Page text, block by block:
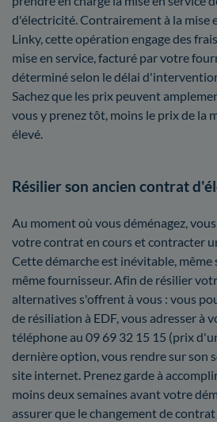
d'électricité. Contrairement à la mise
Linky, cette opération engage des
mise en service, facturé par votre
déterminé selon le délai
Sachez que les prix peuvent
vous y prenez tôt, moins le prix de la
élevé.
Résilier son ancien contrat
Au moment où vous déménagez,
votre contrat en cours et contracter
Cette démarche est inévitable, même
même fournisseur. Afin de résilier
alternatives s'offrent à vous : vous
de résiliation à EDF, vous adresser à
téléphone au 09 69 32 15 15 (prix
dernière option, vous rendre sur son
site internet. Prenez garde à
moins deux semaines avant votre
assurer que le changement de